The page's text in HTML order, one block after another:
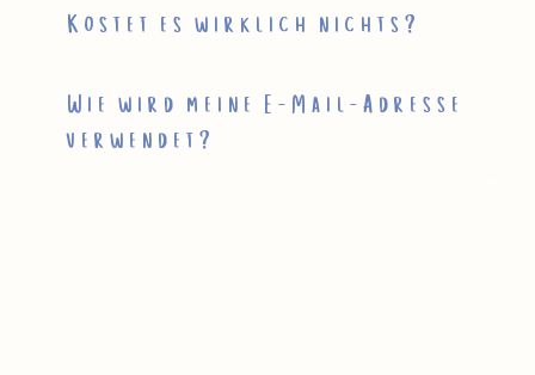
Kostet es wirklich nichts?
Wie wird meine E-Mail-Adresse
verwendet?